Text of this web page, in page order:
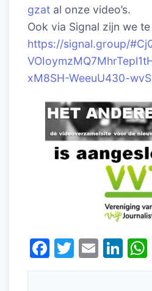
gzat al onze video’s.
Ook via Signal zijn we
https://signal.group/
xM8SH-WeeuU430-
F
a
T
w
E
m
Li
n